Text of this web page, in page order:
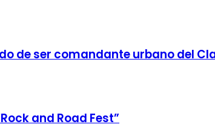
de ser comandante urbano del
and Road Fest”